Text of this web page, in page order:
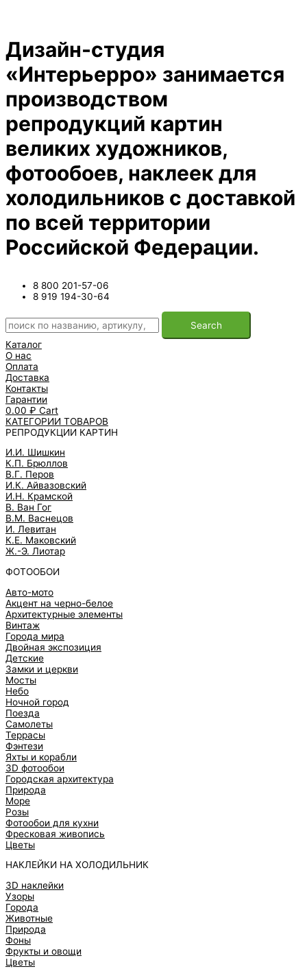
Дизайн-студия
«Интерьерро» занимается
производством
репродукций картин
великих художников,
фотообоев, наклеек для
холодильников с доставкой
по всей территории
Российской Федерации.
8 800 201-57-06
8 919 194-30-64
Search
Каталог
О нас
Оплата
Доставка
Контакты
Гарантии
0.00 ₽ Cart
КАТЕГОРИИ ТОВАРОВ
РЕПРОДУКЦИИ КАРТИН
И.И. Шишкин
К.П. Брюллов
В.Г. Перов
И.К. Айвазовский
И.Н. Крамской
В. Ван Гог
В.М. Васнецов
И. Левитан
К.Е. Маковский
Ж.-Э. Лиотар
ФОТООБОИ
Авто-мото
Акцент на черно-белое
Архитектурные элементы
Винтаж
Города мира
Двойная экспозиция
Детские
Замки и церкви
Мосты
Небо
Ночной город
Поезда
Самолеты
Террасы
Фэнтези
Яхты и корабли
3D фотообои
Городская архитектура
Природа
Море
Розы
Фотообои для кухни
Фресковая живопись
Цветы
НАКЛЕЙКИ НА ХОЛОДИЛЬНИК
3D наклейки
Узоры
Города
Животные
Природа
Фоны
Фрукты и овощи
Цветы